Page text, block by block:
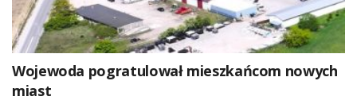
Wojewoda pogratulował mieszkańcom nowych
miast